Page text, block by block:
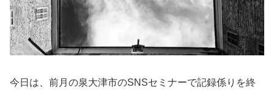
今日は、前月の泉大津市のSNSセミナーで記録係りを終